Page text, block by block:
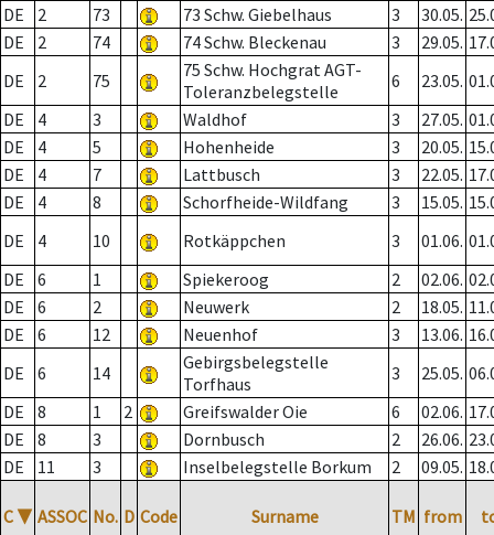
DE
2 73 73 Schw. Giebelhaus 3 30.05.
DE
2 74 74 Schw. Bleckenau 3 29.05.
DE
2 75
75 Schw. Hochgrat AGT-
Toleranzbelegstelle
6 23.05.
DE
4 3 Waldhof 3 27.05.
DE
4 5 Hohenheide 3 20.05.
DE
4 7 Lattbusch 3 22.05.
DE
4 8 Schorfheide-Wildfang 3 15.05.
DE
4 10 Rotkäppchen 3 01.06.
DE
6 1 Spiekeroog 2 02.06.
DE
6 2 Neuwerk 2 18.05.
DE
6 12 Neuenhof 3 13.06.
DE
6 14
Gebirgsbelegstelle
Torfhaus
3 25.05.
DE
8 1 2 Greifswalder Oie 6 02.06.
DE
8 3 Dornbusch 2 26.06.
DE
11 3 Inselbelegstelle Borkum 2 09.05.
C ▼ ASSOC No. D Code Surname TM from